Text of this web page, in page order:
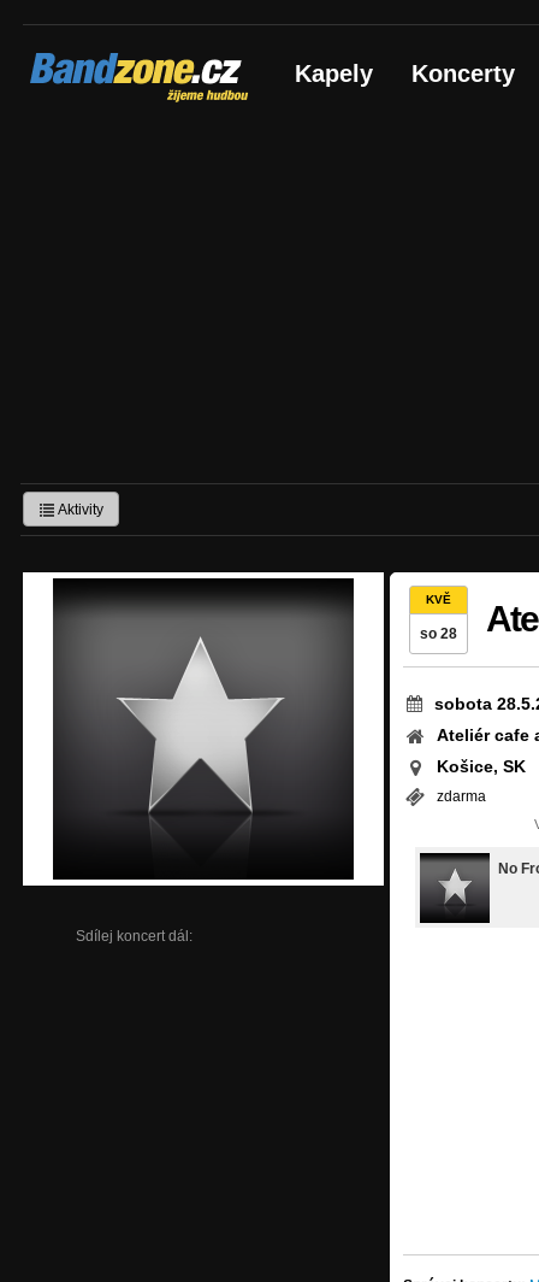
Bandzone.cz
žijeme hudbou Kapely Koncerty
Aktivity
Sdílej koncert dál:
KVĚ
so 28
sobota
Ateliér cafe
Košice, SK
zdarma
No